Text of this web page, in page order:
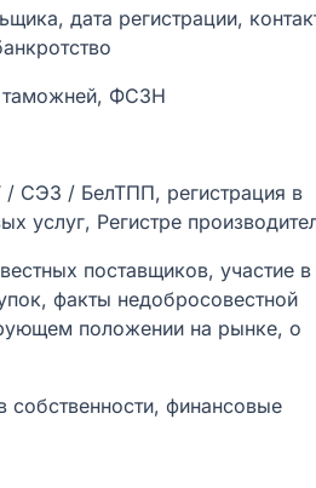
дата регистрации,
таможней, ФСЗН
/ СЭЗ / БелТПП, регистрация в
услуг, Регистре
поставщиков, участие в
факты недобросовестной
положении на рынке, о
собственности, финансовые